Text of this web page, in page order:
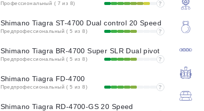
Профессиональный ( 7 из 8) ?
Shimano Tiagra ST-4700 Dual control 20 Speed
Предпрофессиональный ( 5 из 8) ?
Shimano Tiagra BR-4700 Super SLR Dual pivot
Предпрофессиональный ( 5 из 8) ?
Shimano Tiagra FD-4700
Предпрофессиональный ( 5 из 8) ?
Shimano Tiagra RD-4700-GS 20 Speed